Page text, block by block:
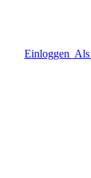
Einloggen Als
DIASHOW
LIES